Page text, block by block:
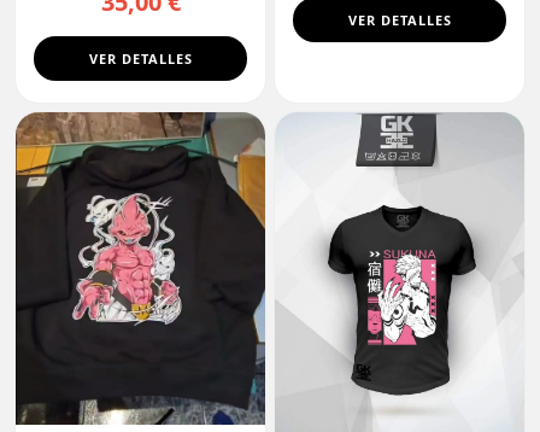
VER DETALLES
VER DETALLES